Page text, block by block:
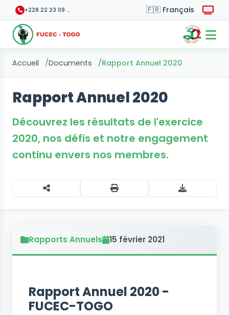
+228 22 23 09 70
Accueil Documents Rapport Annuel 2020
Rapport Annuel 2020
Découvrez les résultats de l'exercice
2020, nos défis et notre engagement
continu envers nos membres.
Rapports Annuels 15 février 2021
Rapport Annuel 2020 -
FUCEC-TOGO